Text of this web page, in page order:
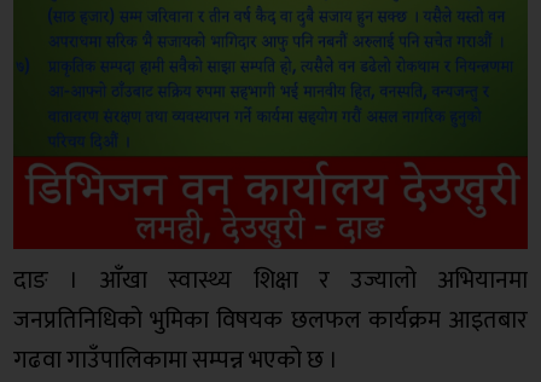
दाङ । आँखा स्वास्थ्य शिक्षा र उज्यालो अभियानमा
जनप्रतिनिधिको भुमिका विषयक छलफल कार्यक्रम आइतबार
गढवा गाउँपालिकामा सम्पन्न भएको छ ।